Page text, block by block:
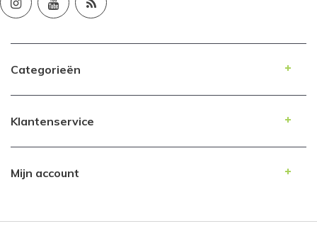
Categorieën
Klantenservice
Mijn account